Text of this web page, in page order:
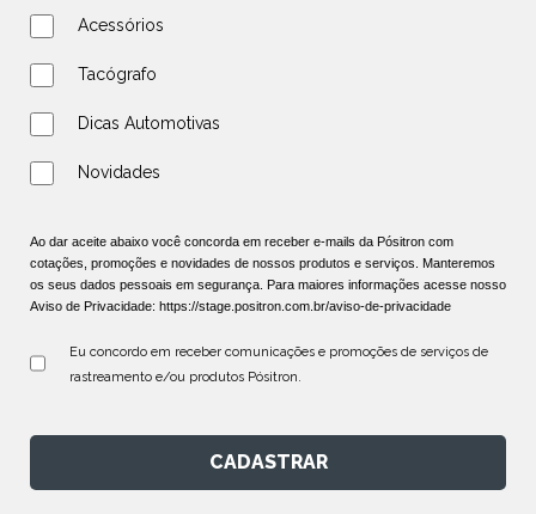
Acessórios
Tacógrafo
Dicas Automotivas
Novidades
Ao dar aceite abaixo você concorda em receber e-mails da Pósitron com
cotações, promoções e novidades de nossos produtos e serviços. Manteremos
os seus dados pessoais em segurança. Para maiores informações acesse nosso
Aviso de Privacidade: https://stage.positron.com.br/aviso-de-privacidade
Eu concordo em receber comunicações e promoções de serviços de
rastreamento e/ou produtos Pósitron.
CADASTRAR